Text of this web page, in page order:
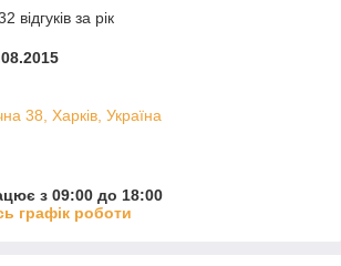
відгуків за рік
38, Харків, Україна
з 09:00 до 18:00
графік роботи